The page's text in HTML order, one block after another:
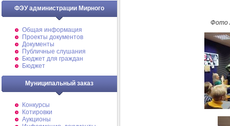
ФЭУ администрации Мирного
Общая информация
Проекты документов
Документы
Публичные слушания
Бюджет для граждан
Бюджет
Муниципальный заказ
Конкурсы
Котировки
Аукционы
Фото